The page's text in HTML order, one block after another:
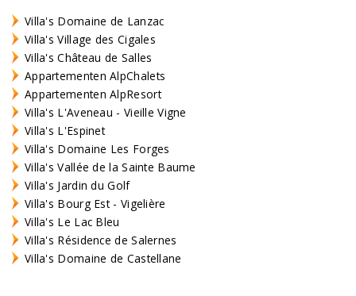
Villa's Domaine de Lanzac
Villa's Village des Cigales
Villa's Château de Salles
Appartementen AlpChalets
Appartementen AlpResort
Villa's L'Aveneau - Vieille Vigne
Villa's L'Espinet
Villa's Domaine Les Forges
Villa's Vallée de la Sainte Baume
Villa's Jardin du Golf
Villa's Bourg Est - Vigelière
Villa's Le Lac Bleu
Villa's Résidence de Salernes
Villa's Domaine de Castellane